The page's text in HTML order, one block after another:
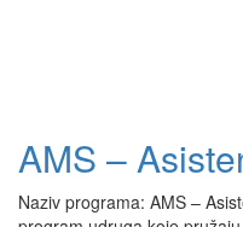
AMS –
Naziv programa: AMS –